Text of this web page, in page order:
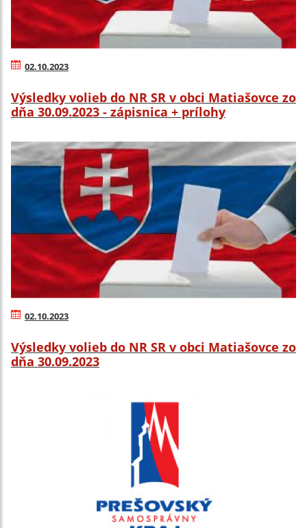
02.10.2023
Výsledky volieb do NR SR v obci Matiašovce zo
dňa 30.09.2023 - zápisnica + prílohy
02.10.2023
Výsledky volieb do NR SR v obci Matiašovce zo
dňa 30.09.2023